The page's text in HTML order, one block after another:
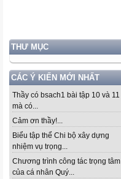
THƯ MỤC
CÁC Ý KIẾN MỚI NHẤT
Thầy có bsach1 bài tập 10 và 11
mà có...
Cảm ơn thầy!...
Biểu tập thể Chi bộ xây dựng
nhiệm vụ trọng...
Chương trình công tác trọng tâm
của cá nhân Quý...